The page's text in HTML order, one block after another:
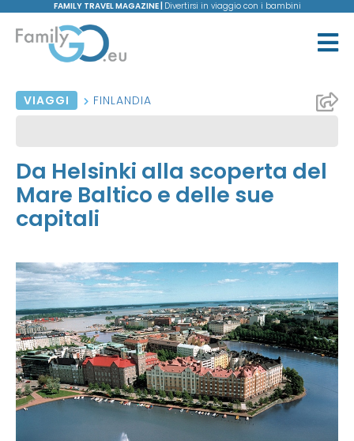
FAMILY TRAVEL MAGAZINE | Divertirsi in viaggio con i bambini
VIAGGI FINLANDIA
Da Helsinki alla scoperta del
Mare Baltico e delle sue
capitali